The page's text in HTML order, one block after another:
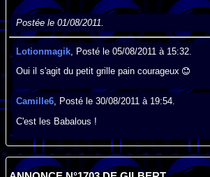
Postée le 01/08/2011.
Lotionmagik , Posté le 05/08/2011 à 15:32.
Oui il s'agit du petit grille pain courageux
Camille6, Posté le 30/08/2011 à 19:54.
C'est les Babalous !